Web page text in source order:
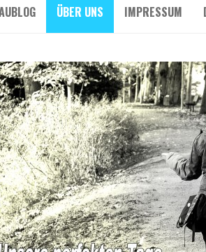
ÜBER UNS IMPRESSUM